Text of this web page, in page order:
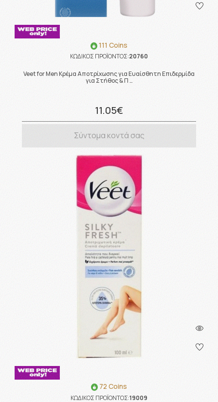
111 Coins
ΚΩΔΙΚΟΣ ΠΡΟΪΟΝΤΟΣ:20760
Veet for Men Κρέμα Αποτρίχωσης για Ευαίσθητη Επιδερμίδα
για Στήθος & Π …
11.05€
Σύντομα κοντά σας
72 Coins
ΚΩΔΙΚΟΣ ΠΡΟΪΟΝΤΟΣ:19009